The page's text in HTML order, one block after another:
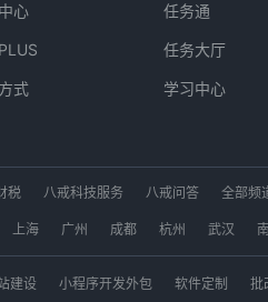
心
式
任务通
任务大厅
学习中心
税 八戒科技服务 八戒问答
全部频
易市场 app开发 软件开发
小程序
猪八戒网 青海猪八戒网
四川猪八戒网
八戒网 江苏猪八戒网 黑龙江猪八戒网
上海 广州 成都 杭州 武汉
建设 小程序开发外包 软件定制
批